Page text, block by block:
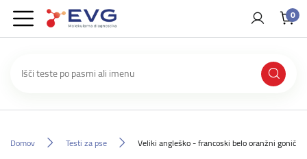
0
Domov Testi za pse Veliki angleško - francoski belo oranžni gonič